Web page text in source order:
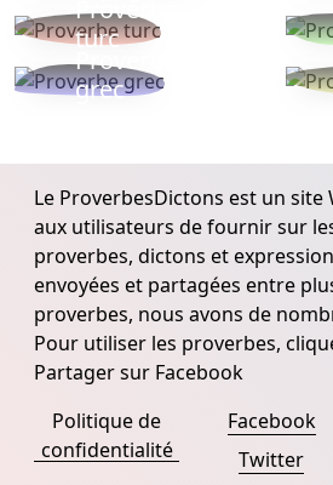
Proverbe
turc
Proverbe
grec
Le ProverbesDictons est un
aux utilisateurs de fournir sur
proverbes, dictons et
envoyées et partagées entre
proverbes, nous avons de
Pour utiliser les proverbes,
Partager sur Facebook
Politique de
confidentialité
Facebook
Twitter